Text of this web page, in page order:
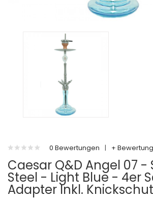
0 Bewertungen | + Bewertung
Caesar Q&D Angel 07 -
Steel - Light Blue - 4er
Adapter Inkl.